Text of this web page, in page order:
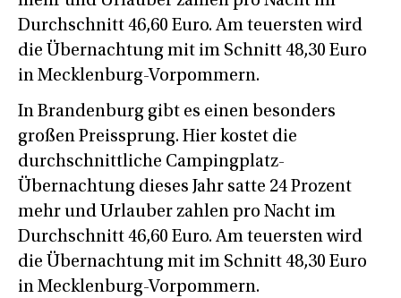
Durchschnitt 46,60 Euro. Am teuersten wird
die Übernachtung mit im Schnitt 48,30 Euro
in Mecklenburg-Vorpommern.
In Brandenburg gibt es einen besonders
großen Preissprung. Hier kostet die
durchschnittliche Campingplatz-
Übernachtung dieses Jahr satte 24 Prozent
mehr und Urlauber zahlen pro Nacht im
Durchschnitt 46,60 Euro. Am teuersten wird
die Übernachtung mit im Schnitt 48,30 Euro
in Mecklenburg-Vorpommern.